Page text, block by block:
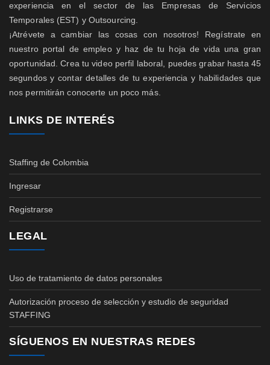
experiencia en el sector de las Empresas de Servicios
Temporales (EST) y Outsourcing.
¡Atrévete a cambiar las cosas con nosotros! Regístrate en
nuestro portal de empleo y haz de tu hoja de vida una gran
oportunidad. Crea tu video perfil laboral, puedes grabar hasta 45
segundos y contar detalles de tu experiencia y habilidades que
nos permitirán conocerte un poco más.
LINKS DE INTERÉS
Staffing de Colombia
Ingresar
Registrarse
LEGAL
Uso de tratamiento de datos personales
Autorización proceso de selección y estudio de seguridad
STAFFING
SÍGUENOS EN NUESTRAS REDES